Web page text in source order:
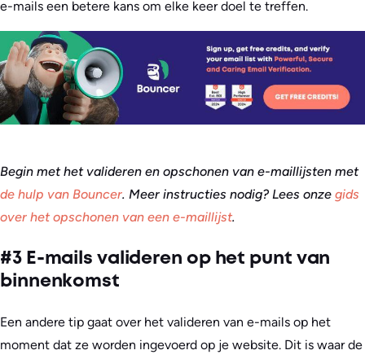
e-mails een betere kans om elke keer doel te treffen.
Begin met het valideren en opschonen van e-maillijsten met
de hulp van Bouncer. Meer instructies nodig? Lees onze gids
over het opschonen van een e-maillijst.
#3 E-mails valideren op het punt van
binnenkomst
Een andere tip gaat over het valideren van e-mails op het
moment dat ze worden ingevoerd op je website. Dit is waar de